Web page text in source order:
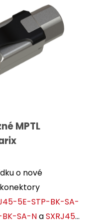
MPTL
o nové
5E-STP-BK-SA-
SA-NaSXRJ45-